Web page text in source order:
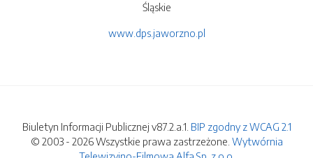
Śląskie
www.dps.jaworzno.pl
Biuletyn Informacji Publicznej v87.2.a.1. BIP zgodny z WCAG 2.1
© 2003 - 2026 Wszystkie prawa zastrzeżone. Wytwórnia